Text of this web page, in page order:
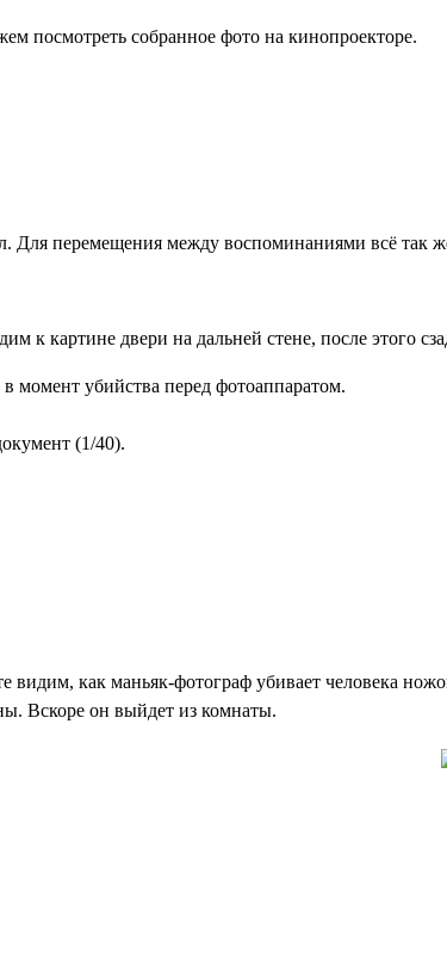
посмотреть собранное фото на кинопроекторе.
Для перемещения между воспоминаниями всё так
картине двери на дальней стене, после этого
момент убийства перед фотоаппаратом.
(1/40).
как маньяк-фотограф убивает человека
Вскоре он выйдет из комнаты.